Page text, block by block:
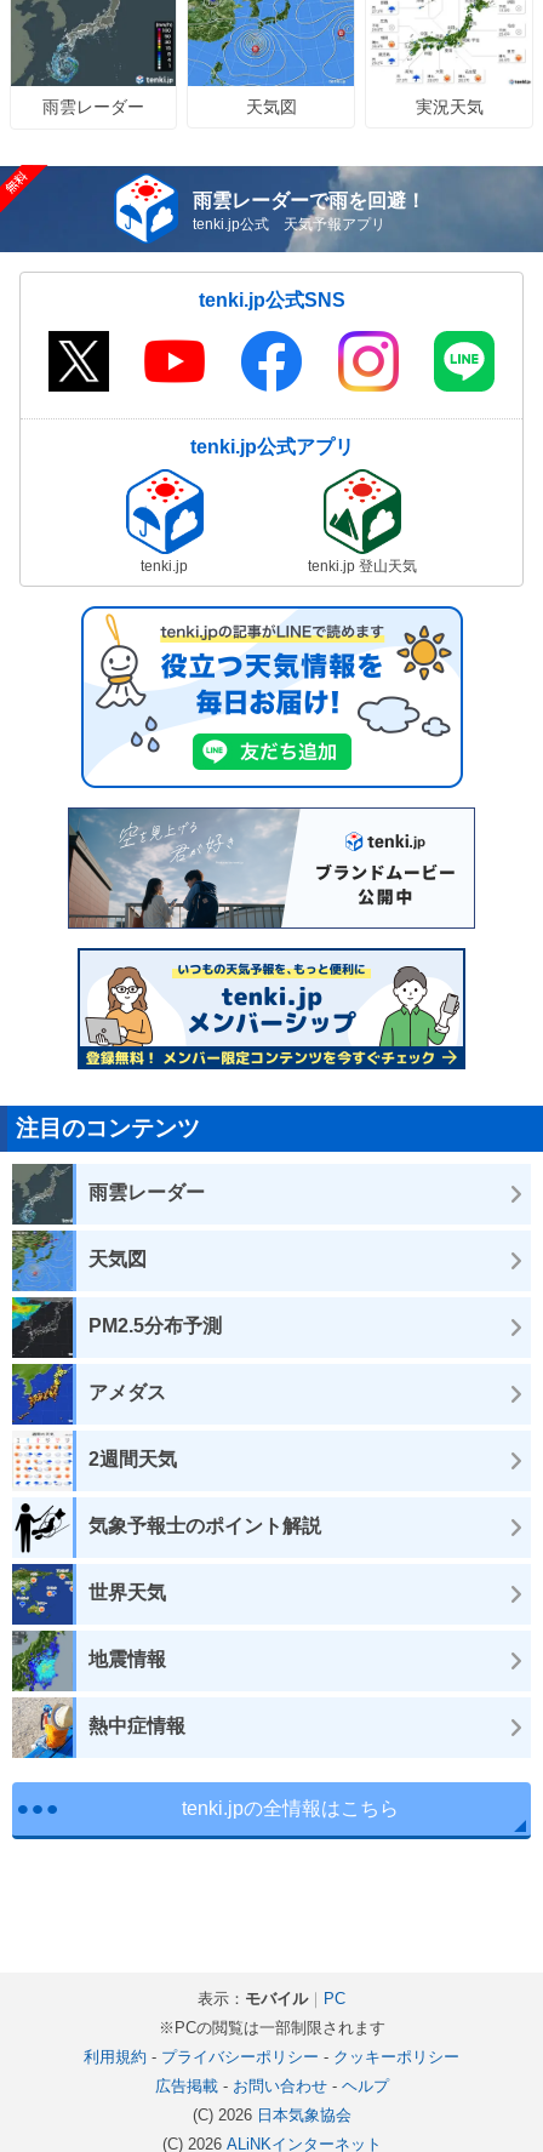
雨雲レーダー 天気図 実況天気
雨雲レーダーで雨を回避！
tenki.jp公式 天気予報アプリ
tenki.jp公式SNS
tenki.jp公式アプリ
tenki.jp tenki.jp 登山天気
注目のコンテンツ
雨雲レーダー
天気図
PM2.5分布予測
アメダス
2週間天気
気象予報士のポイント解説
世界天気
地震情報
熱中症情報
tenki.jpの全情報はこちら
表示： モバイル｜
PC
※PCの閲覧は一部制限されます
利用規約 - プライバシーポリシー - クッキーポリシー
広告掲載- お問い合わせ- ヘルプ
(C) 2026 日本気象協会
(C) 2026 ALiNKインターネット